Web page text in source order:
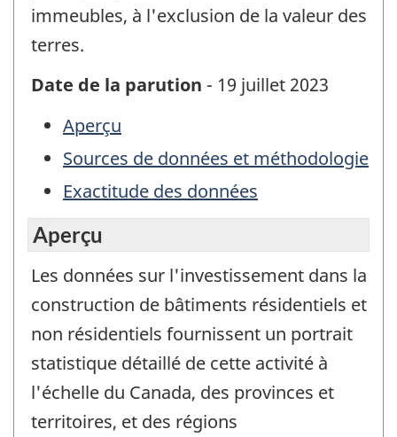
immeubles, à l'exclusion de la valeur des
terres.
Date de la parution - 19 juillet 2023
Aperçu
Sources de données et méthodologie
Exactitude des données
Aperçu
Les données sur l'investissement dans la
construction de bâtiments résidentiels et
non résidentiels fournissent un portrait
statistique détaillé de cette activité à
l'échelle du Canada, des provinces et
territoires, et des régions